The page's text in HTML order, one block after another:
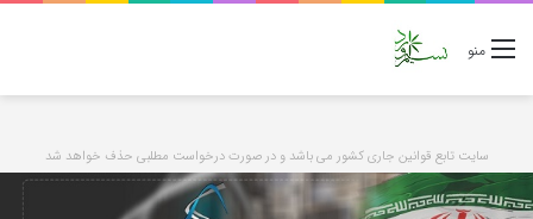
منو
سایت تابع قوانین جاری کشور می باشد و در صورت درخواست مطلبی حذف خواهد شد